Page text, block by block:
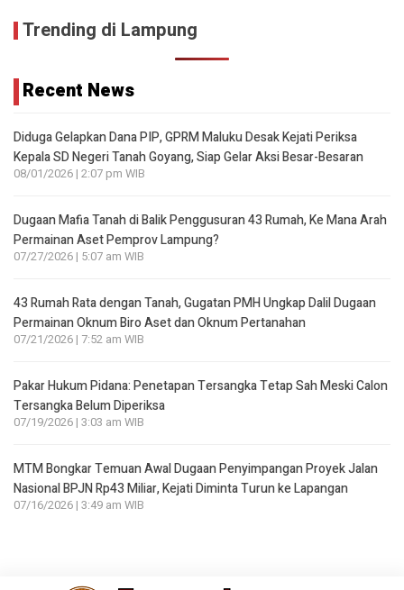
Trending di Lampung
Recent News
Diduga Gelapkan Dana PIP, GPRM Maluku Desak Kejati Periksa
Kepala SD Negeri Tanah Goyang, Siap Gelar Aksi Besar-Besaran
08/01/2026 | 2:07 pm WIB
Dugaan Mafia Tanah di Balik Penggusuran 43 Rumah, Ke Mana Arah
Permainan Aset Pemprov Lampung?
07/27/2026 | 5:07 am WIB
43 Rumah Rata dengan Tanah, Gugatan PMH Ungkap Dalil Dugaan
Permainan Oknum Biro Aset dan Oknum Pertanahan
07/21/2026 | 7:52 am WIB
Pakar Hukum Pidana: Penetapan Tersangka Tetap Sah Meski Calon
Tersangka Belum Diperiksa
07/19/2026 | 3:03 am WIB
MTM Bongkar Temuan Awal Dugaan Penyimpangan Proyek Jalan
Nasional BPJN Rp43 Miliar, Kejati Diminta Turun ke Lapangan
07/16/2026 | 3:49 am WIB